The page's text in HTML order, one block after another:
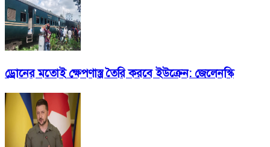
ড্রোনের মতোই ক্ষেপণাস্ত্র তৈরি করবে ইউক্রেন: জেলেনস্কি